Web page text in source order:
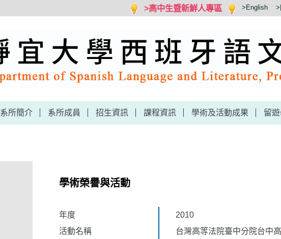
>高中生暨新鮮人專區 >English >
系所簡介 系所成員 招生資訊 課程資訊 學術及活動成果 留
學術榮譽與活動
年度
2010
活動名稱
台灣高等法院臺中分院台中